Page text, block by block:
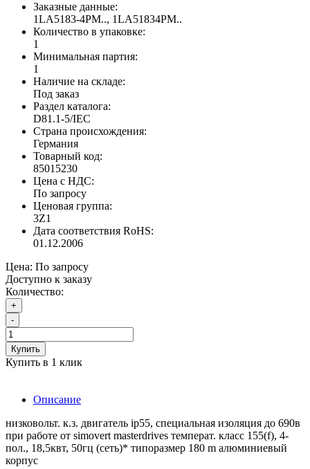
Заказные данные:
1LA5183-4PM.., 1LA51834PM..
Количество в упаковке:
1
Минимальная партия:
1
Наличие на складе:
Под заказ
Раздел каталога:
D81.1-5/IEC
Страна происхождения:
Германия
Товарный код:
85015230
Цена с НДС:
По запросу
Ценовая группа:
3Z1
Дата соответствия RoHS:
01.12.2006
Цена: По запросу
Доступно к заказу
Количество:
+
-
Купить
Купить в 1 клик
Описание
низковольт. к.з. двигатель ip55, специальная изоляция до 690в
при работе от simovert masterdrives температ. класс 155(f), 4-
пол., 18,5квт, 50гц (сеть)* типоразмер 180 m алюминиевый
корпус